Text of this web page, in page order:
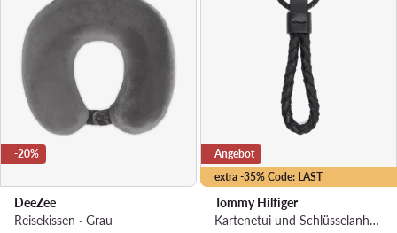
-20%
DeeZee
Reisekissen · Grau
extra -35% Code: LAST
Angebot
Tommy Hilfiger
Kartenetui und Schlüsselanhänger Set · Dunkelblau